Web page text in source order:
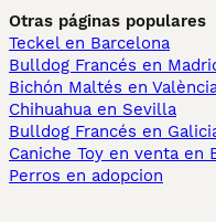
Otras páginas populares
Teckel en Barcelona
Bulldog Francés en
Bichón Maltés en
Chihuahua en Sevilla
Bulldog Francés en
Caniche Toy en venta en
Perros en adopcion